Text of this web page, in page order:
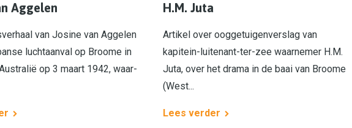
Aggelen
van Josine van Aggelen
lucht­aanval op Broome in
op 3 maart 1942, waar­
H.M. Juta
Artikel over ooggetuigenverslag van
kapitein-luitenant-ter-zee waarnemer H.M.
Juta, over het drama in de baai van Broome
(West...
Lees verder